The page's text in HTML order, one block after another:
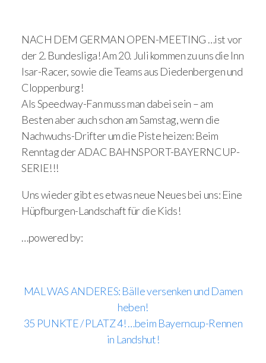
NACH DEM GERMAN OPEN-MEETING …ist vor
der 2. Bundesliga! Am 20. Juli kommen zu uns die Inn
Isar-Racer, sowie die Teams aus Diedenbergen und
Cloppenburg!
Als Speedway-Fan muss man dabei sein – am
Besten aber auch schon am Samstag, wenn die
Nachwuchs-Drifter um die Piste heizen: Beim
Renntag der ADAC BAHNSPORT-BAYERNCUP-
SERIE!!!
Uns wieder gibt es etwas neue Neues bei uns: Eine
Hüpfburgen-Landschaft für die Kids!
…powered by:
MAL WAS ANDERES: Bälle versenken und Damen
heben!
35 PUNKTE / PLATZ 4! …beim Bayerncup-Rennen
in Landshut!